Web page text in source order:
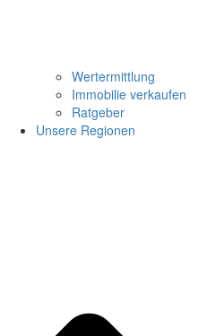
Wertermittlung
Immobilie verkaufen
Ratgeber
Unsere Regionen